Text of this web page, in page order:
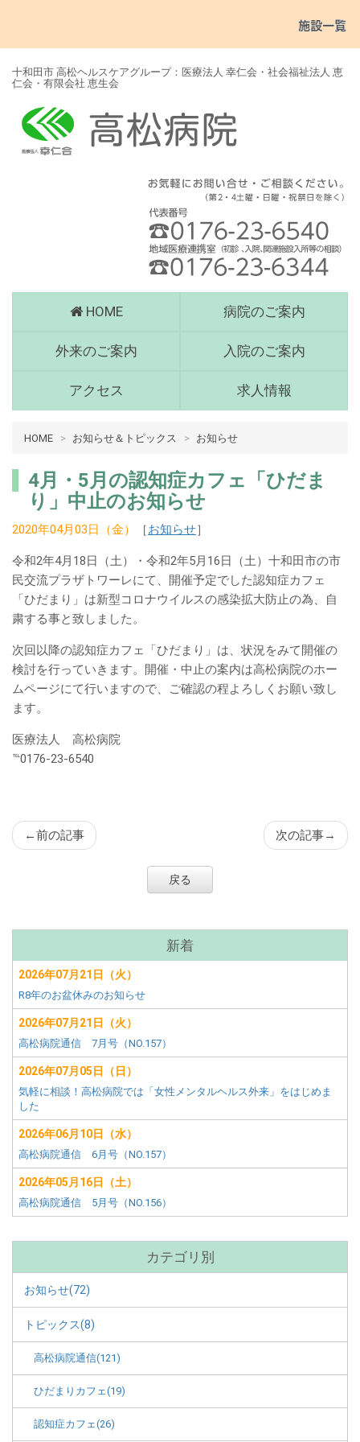
十和田市 高松ヘルスケアグループ：医療法人 幸仁会・社会福祉法人 恵
仁会・有限会社 恵生会
県
和
市)
メ
ュ
HOME 病院のご案内
外来のご案内 入院のご案内
アクセス 求人情報
病
介
護
和
田
市
メ
イ
ン
コ
ン
テ
ツ
HOME お知らせ＆トピックス お知らせ
4月・5月の認知症カフェ「ひだま
り」中止のお知らせ
2020年04月03日（金） ［お知らせ］
令和2年4月18日（土）・令和2年5月16日（土）十和田市の市
民交流プラザトワーレにて、開催予定でした認知症カフェ
「ひだまり」は新型コロナウイルスの感染拡大防止の為、自
粛する事と致しました。
次回以降の認知症カフェ「ひだまり」は、状況をみて開催の
検討を行っていきます。開催・中止の案内は高松病院のホー
ムページにて行いますので、ご確認の程よろしくお願い致し
ます。
医療法人 高松病院
℡0176-23-6540
←前の記事 次の記事→
戻る
ブ
メ
ニ
ュ
ー
新着
2026年07月21日（火）
R8年のお盆休みのお知らせ
2026年07月21日（火）
高松病院通信 7月号（NO.157）
2026年07月05日（日）
気軽に相談！高松病院では「女性メンタルヘルス外来」をはじめま
した
2026年06月10日（水）
高松病院通信 6月号（NO.157）
2026年05月16日（土）
高松病院通信 5月号（NO.156）
カテゴリ別
お知らせ(72)
トピックス(8)
高松病院通信(121)
ひだまりカフェ(19)
認知症カフェ(26)